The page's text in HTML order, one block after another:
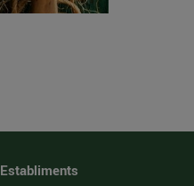
Establiments